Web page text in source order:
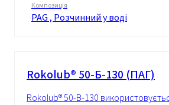
Композиція
PAG , Розчинний у воді
Rokolub® 50-Б-130 (ПАГ)
Rokolub® 50-B-130